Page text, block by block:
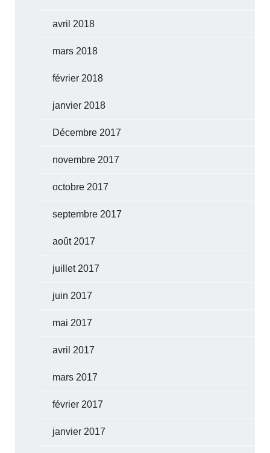
avril 2018
mars 2018
février 2018
janvier 2018
Décembre 2017
novembre 2017
octobre 2017
septembre 2017
août 2017
juillet 2017
juin 2017
mai 2017
avril 2017
mars 2017
février 2017
janvier 2017